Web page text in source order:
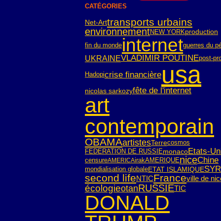
CATÉGORIES
Net-Arttransports urbains
environnementNEW YORKproduction
fin du mondeinternetguerres du
UKRAINEVLADIMIR POUTINEpost-
Hadopicrise financièreusa
nicolas sarkozyfête de l'internet
art
contemporain
OBAMAartistesTerrecosmos
FEDERATION DE RUSSIEmonacoEtats-
censureAMERICAirakAMERIQUEniceChine
mondialisation globaleETAT ISLAMIQUE
second lifeNTICFranceville de
écologieotanRUSSIETIC
DONALD